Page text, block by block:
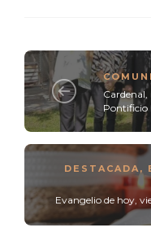
Pontificio
DESTACADA,
Evangelio de hoy,